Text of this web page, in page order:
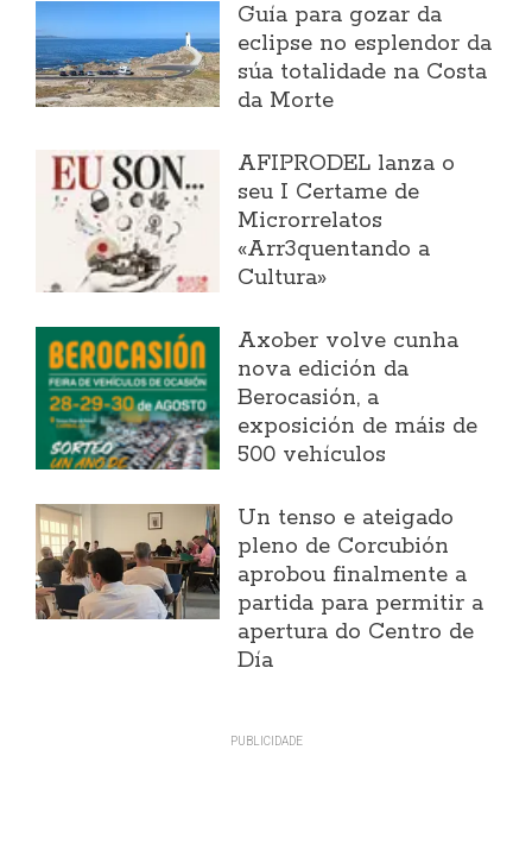
Guía para gozar da
eclipse no esplendor da
súa totalidade na Costa
da Morte
AFIPRODEL lanza o
seu I Certame de
Microrrelatos
«Arr3quentando a
Cultura»
Axober volve cunha
nova edición da
Berocasión, a
exposición de máis de
500 vehículos
Un tenso e ateigado
pleno de Corcubión
aprobou finalmente a
partida para permitir a
apertura do Centro de
Día